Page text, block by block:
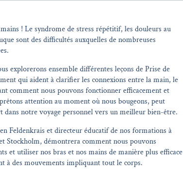
! Le syndrome de stress répétitif, les douleurs au
sont des difficultés auxquelles de nombreuses
explorerons ensemble différentes leçons de Prise de
qui aident à clarifier les connexions entre la main, le
comment nous pouvons fonctionner efficacement et
attention au moment où nous bougeons, peut
dans notre voyage personnel vers un meilleur bien-être.
Feldenkrais et directeur éducatif de nos formations à
Stockholm, démontrera comment nous pouvons
et utiliser nos bras et nos mains de manière plus efficace
à des mouvements impliquant tout le corps.